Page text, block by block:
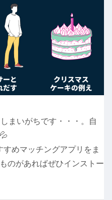
まいがちです・・・。自
めマッチングアプリをま
のがあればぜひインストー